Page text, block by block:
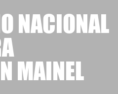
NACIONAL
MAINEL